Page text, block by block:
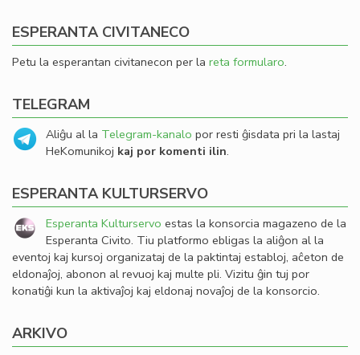
ESPERANTA CIVITANECO
Petu la esperantan civitanecon per la reta formularo.
TELEGRAM
Aliĝu al la Telegram-kanalo por resti ĝisdata pri la lastaj
HeKomunikoj kaj por komenti ilin.
ESPERANTA KULTURSERVO
Esperanta Kulturservo estas la konsorcia magazeno de la
Esperanta Civito. Tiu platformo ebligas la aliĝon al la
eventoj kaj kursoj organizataj de la paktintaj establoj, aĉeton de
eldonaĵoj, abonon al revuoj kaj multe pli. Vizitu ĝin tuj por
konatiĝi kun la aktivaĵoj kaj eldonaj novaĵoj de la konsorcio.
ARKIVO